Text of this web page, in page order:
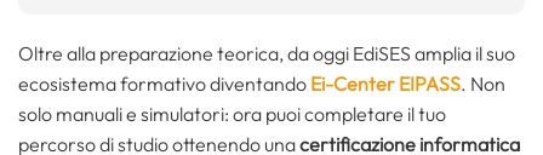
Oltre alla preparazione teorica, da oggi EdiSES amplia il suo
ecosistema formativo diventando Ei-Center EIPASS. Non
solo manuali e simulatori: ora puoi completare il tuo
percorso di studio ottenendo unacertificazione informatica